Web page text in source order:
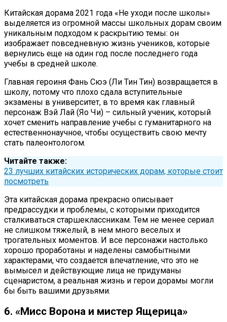
Китайская дорама 2021 года «Не уходи после школы»
выделяется из огромной массы школьных дорам своим
уникальным подходом к раскрытию темы: он
изображает повседневную жизнь учеников, которые
вернулись еще на один год после последнего года
учебы в средней школе.
Главная героиня Фань Сюэ (Ли Тин Тин) возвращается в
школу, потому что плохо сдала вступительные
экзамены в университет, в то время как главный
персонаж Вэй Лай (Яо Чи) – сильный ученик, который
хочет сменить направление учебы с гуманитарного на
естественнонаучное, чтобы осуществить свою мечту
стать палеонтологом.
Читайте также:
23 лучших китайских исторических дорам, которые стоит
посмотреть
Эта китайская дорама прекрасно описывает
предрассудки и проблемы, с которыми приходится
сталкиваться старшеклассникам. Тем не менее сериал
не слишком тяжелый, в нем много веселых и
трогательных моментов. И все персонажи настолько
хорошо проработаны и наделены самобытными
характерами, что создается впечатление, что это не
вымысел и действующие лица не придуманы
сценаристом, а реальная жизнь и герои дорамы могли
бы быть вашими друзьями.
6. «Мисс Ворона и мистер Ящерица»